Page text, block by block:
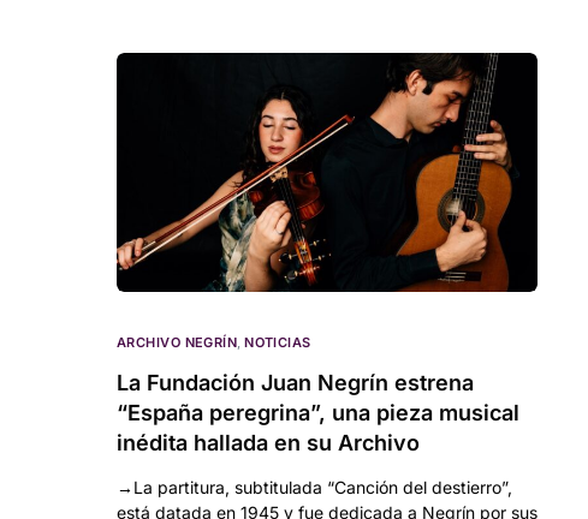
ARCHIVO NEGRÍN,NOTICIAS
La Fundación Juan Negrín estrena
“España peregrina”, una pieza musical
inédita hallada en su Archivo
→La partitura, subtitulada “Canción del destierro”,
está datada en 1945 y fue dedicada a Negrín por sus